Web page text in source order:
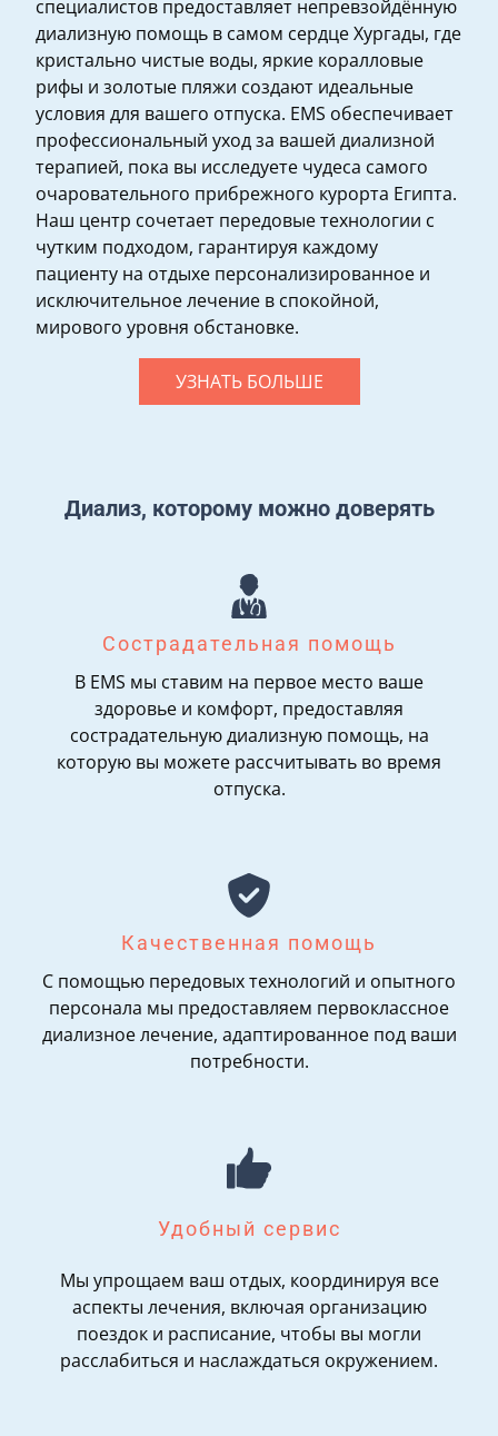
специалистов предоставляет непревзойдённую
диализную помощь в самом сердце Хургады, где
кристально чистые воды, яркие коралловые
рифы и золотые пляжи создают идеальные
условия для вашего отпуска. EMS обеспечивает
профессиональный уход за вашей диализной
терапией, пока вы исследуете чудеса самого
очаровательного прибрежного курорта Египта.
Наш центр сочетает передовые технологии с
чутким подходом, гарантируя каждому
пациенту на отдыхе персонализированное и
исключительное лечение в спокойной,
мирового уровня обстановке.
УЗНАТЬ БОЛЬШЕ
Диализ, которому можно доверять
Сострадательная помощь
В EMS мы ставим на первое место ваше
здоровье и комфорт, предоставляя
сострадательную диализную помощь, на
которую вы можете рассчитывать во время
отпуска.
Качественная помощь
С помощью передовых технологий и опытного
персонала мы предоставляем первоклассное
диализное лечение, адаптированное под ваши
потребности.
Удобный сервис
Мы упрощаем ваш отдых, координируя все
аспекты лечения, включая организацию
поездок и расписание, чтобы вы могли
расслабиться и наслаждаться окружением.